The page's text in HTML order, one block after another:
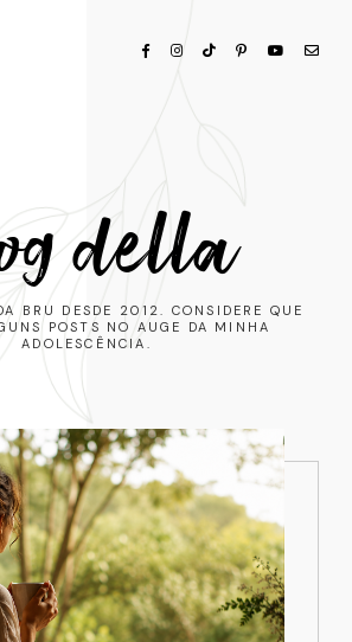
della
BRU DESDE 2012. CONSIDERE QUE
POSTS NO AUGE DA MINHA
ADOLESCÊNCIA.